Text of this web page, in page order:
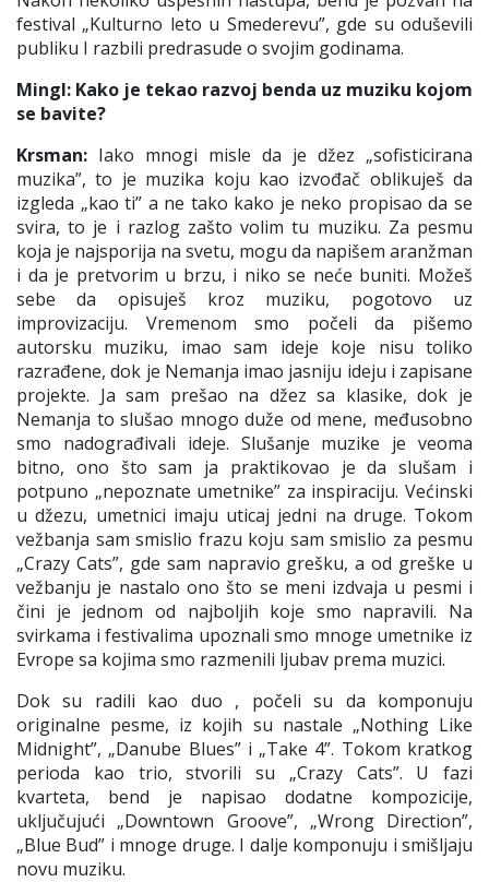
festival „Kulturno leto u Smederevu”, gde su oduševili
publiku I razbili predrasude o svojim godinama.
Mingl: Kako je tekao razvoj benda uz muziku kojom
se bavite?
Krsman: Iako mnogi misle da je džez „sofisticirana
muzika”, to je muzika koju kao izvođač oblikuješ da
izgleda „kao ti” a ne tako kako je neko propisao da se
svira, to je i razlog zašto volim tu muziku. Za pesmu
koja je najsporija na svetu, mogu da napišem aranžman
i da je pretvorim u brzu, i niko se neće buniti. Možeš
sebe da opisuješ kroz muziku, pogotovo uz
improvizaciju. Vremenom smo počeli da pišemo
autorsku muziku, imao sam ideje koje nisu toliko
razrađene, dok je Nemanja imao jasniju ideju i zapisane
projekte. Ja sam prešao na džez sa klasike, dok je
Nemanja to slušao mnogo duže od mene, međusobno
smo nadograđivali ideje. Slušanje muzike je veoma
bitno, ono što sam ja praktikovao je da slušam i
potpuno „nepoznate umetnike” za inspiraciju. Većinski
u džezu, umetnici imaju uticaj jedni na druge. Tokom
vežbanja sam smislio frazu koju sam smislio za pesmu
„Crazy Cats”, gde sam napravio grešku, a od greške u
vežbanju je nastalo ono što se meni izdvaja u pesmi i
čini je jednom od najboljih koje smo napravili. Na
svirkama i festivalima upoznali smo mnoge umetnike iz
Evrope sa kojima smo razmenili ljubav prema muzici.
Dok su radili kao duo , počeli su da komponuju
originalne pesme, iz kojih su nastale „Nothing Like
Midnight”, „Danube Blues” i „Take 4”. Tokom kratkog
perioda kao trio, stvorili su „Crazy Cats”. U fazi
kvarteta, bend je napisao dodatne kompozicije,
uključujući „Downtown Groove”, „Wrong Direction”,
„Blue Bud” i mnoge druge. I dalje komponuju i smišljaju
novu muziku.